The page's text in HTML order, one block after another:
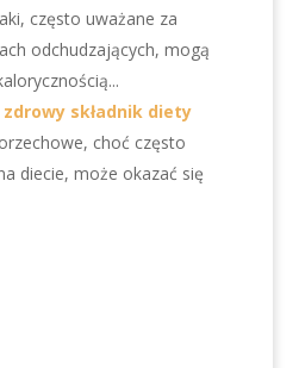
często uważane za
odchudzających, mogą
zdrowy składnik diety
choć często
diecie, może okazać się